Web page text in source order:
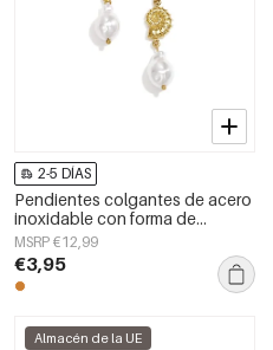
2-5 DÍAS
Pendientes colgantes de acero
inoxidable con forma de
concha, de la serie Simple Daily
Simple, joyería para mujer.
MSRP €12,99
€3,95
Almacén de la UE